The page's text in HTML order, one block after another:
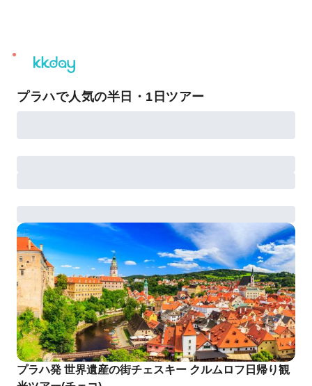
unread
notifications
プラハで人気の半日・1日ツアー
プラハ発 世界遺産の街チェスキー クルムロフ日帰り観